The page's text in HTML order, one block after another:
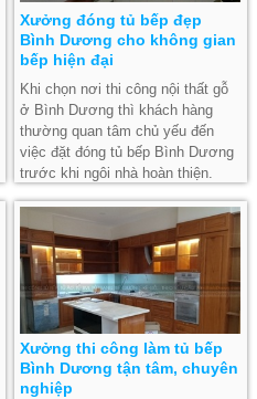
Xưởng đóng tủ bếp đẹp
Bình Dương cho không gian
bếp hiện đại
Khi chọn nơi thi công nội thất gỗ
ở Bình Dương thì khách hàng
thường quan tâm chủ yếu đến
việc đặt đóng tủ bếp Bình Dương
trước khi ngôi nhà hoàn thiện.
Xưởng thi công làm tủ bếp
Bình Dương tận tâm, chuyên
nghiệp